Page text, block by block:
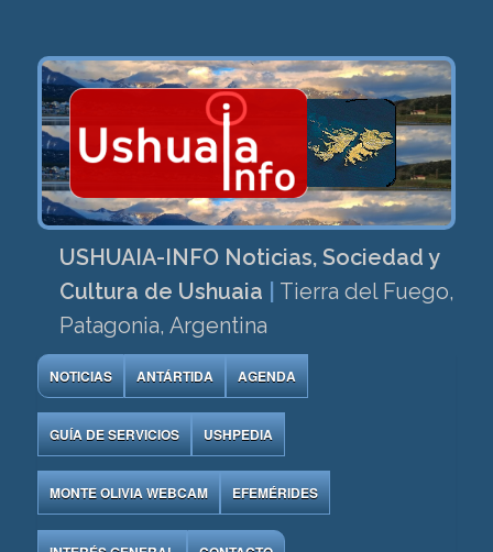
USHUAIA-INFO Noticias, Sociedad y
Cultura de Ushuaia
Tierra del Fuego,
Patagonia, Argentina
NOTICIAS ANTÁRTIDA AGENDA
GUÍA DE SERVICIOS USHPEDIA
MONTE OLIVIA WEBCAM EFEMÉRIDES